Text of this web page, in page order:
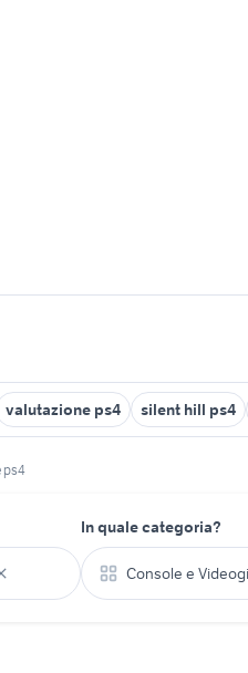
valutazione ps4 silent hill ps4
ps4
In quale categoria?
Console e